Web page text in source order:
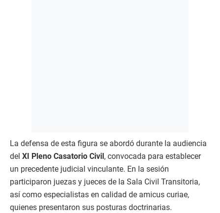
La defensa de esta figura se abordó durante la audiencia
del XI Pleno Casatorio Civil, convocada para establecer
un precedente judicial vinculante. En la sesión
participaron juezas y jueces de la Sala Civil Transitoria,
así como especialistas en calidad de amicus curiae,
quienes presentaron sus posturas doctrinarias.